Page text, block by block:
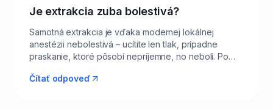
nervu. Plánovaný zákrok je vždy menej náročný ako
akútne riešenie zápalu. Pacientom z Levíc a okolia
zákrok plánujeme tak, aby mali pohodlnú
rekonvalescenciu (víkend, voľnejší týždeň).
Je extrakcia zuba bolestivá?
Samotná extrakcia je vďaka modernej lokálnej
anestézii nebolestivá – ucítite len tlak, prípadne
praskanie, ktoré pôsobí nepríjemne, no nebolí. Po
pokyny a predpíšeme analgetiká, ktoré pohodlne
Čítať odpoveď